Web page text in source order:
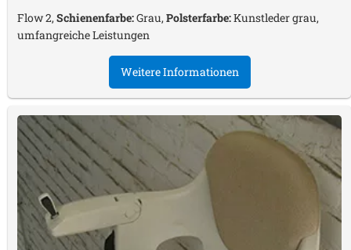
Flow 2,Schienenfarbe:Grau,Polsterfarbe:Kunstleder grau,
umfangreiche Leistungen
Weitere Informationen